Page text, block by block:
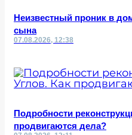
Неизвестный проник в
сына
07.08.2026, 12:38
Подробности
продвигаются дела?